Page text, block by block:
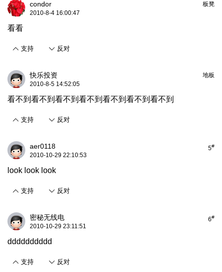
板凳
condor
2010-8-4 16:00:47
看看
支持 反对
地板
快乐投资
2010-8-5 14:52:05
看不到看不到看不到看不到看不到看不到看不到
支持 反对
5#
aer0118
2010-10-29 22:10:53
look look look
支持 反对
6#
密秘无线电
2010-10-29 23:11:51
dddddddddd
支持 反对